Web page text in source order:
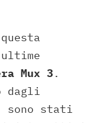
Mux 3 .
dagli
stati